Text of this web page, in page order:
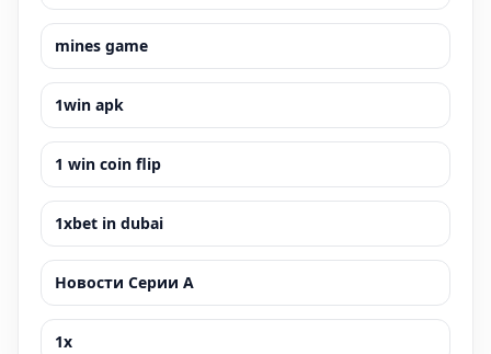
mines game
1win apk
1 win coin flip
1xbet in dubai
Новости Серии А
1x